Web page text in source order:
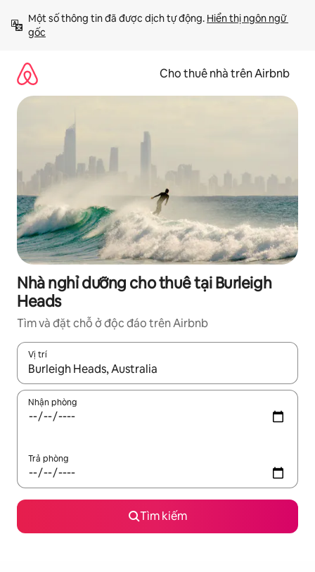
đến
Một số thông tin đã được dịch tự động. Hiển thị ngôn ngữ
gốc
Cho thuê nhà trên Airbnb
Nhà nghỉ dưỡng cho thuê tại Burleigh
Heads
Tìm và đặt chỗ ở độc đáo trên Airbnb
Vị trí
Khi có kết quả, hãy điều hướng bằng phím mũi tên lên và
Nhận phòng
Trả phòng
Tìm kiếm